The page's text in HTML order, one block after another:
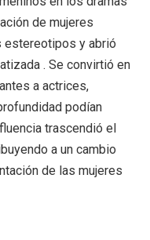
de mujeres
y abrió
. Se convirtió en
a actrices,
podían
trascendió el
a un cambio
de las mujeres